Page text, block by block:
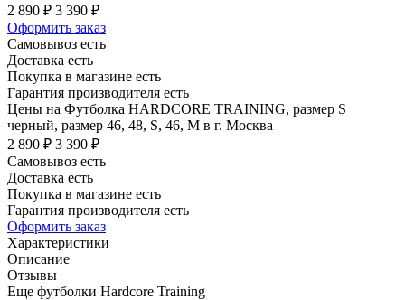
2 890 ₽ 3 390 ₽
Оформить заказ
Самовывоз есть
Доставка есть
Покупка в магазине есть
Гарантия производителя есть
Цены на Футболка HARDCORE TRAINING, размер S
черный, размер 46, 48, S, 46, M в г. Москва
2 890 ₽ 3 390 ₽
Самовывоз есть
Доставка есть
Покупка в магазине есть
Гарантия производителя есть
Оформить заказ
Характеристики
Описание
Отзывы
Еще футболки Hardcore Training